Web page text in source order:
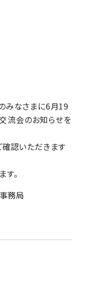
みなさまに6月19
流会のお知らせを
確認いただきます
。
務局